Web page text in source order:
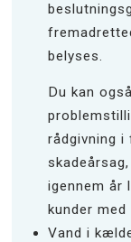
belyses.
Du kan
rådgivning
igennem år
kunder
Vand i